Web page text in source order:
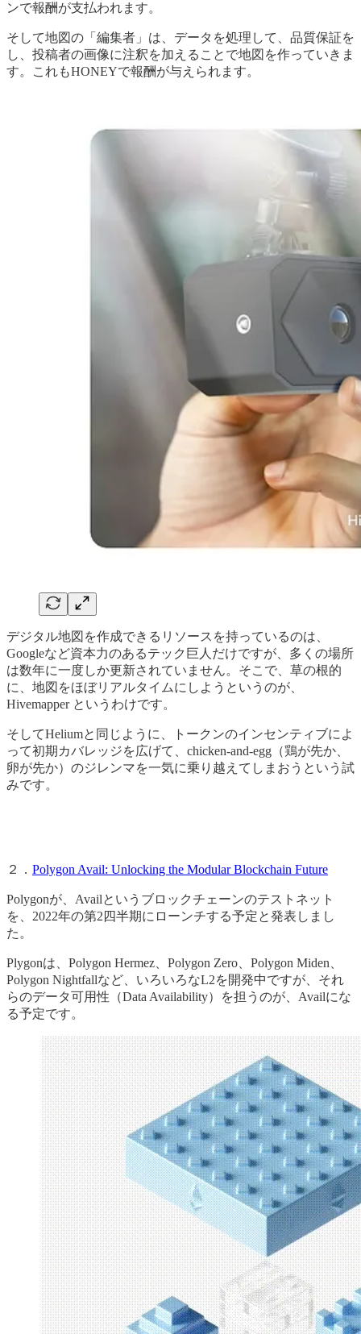
ンで報酬が支払われます。
そして地図の「編集者」は、データを処理して、品質保証を
し、投稿者の画像に注釈を加えることで地図を作っていきま
す。これもHONEYで報酬が与えられます。
デジタル地図を作成できるリソースを持っているのは、
Googleなど資本力のあるテック巨人だけですが、多くの場所
は数年に一度しか更新されていません。そこで、草の根的
に、地図をほぼリアルタイムにしようというのが、
Hivemapper というわけです。
そしてHeliumと同じように、トークンのインセンティブによ
って初期カバレッジを広げて、chicken-and-egg（鶏が先か、
卵が先か）のジレンマを一気に乗り越えてしまおうという試
みです。
２． Polygon Avail: Unlocking the Modular Blockchain Future
Polygonが、Availというブロックチェーンのテストネット
を、2022年の第2四半期にローンチする予定と発表しまし
た。
Plygonは、Polygon Hermez、Polygon Zero、Polygon Miden、
Polygon Nightfallなど、いろいろなL2を開発中ですが、それ
らのデータ可用性（Data Availability）を担うのが、Availにな
る予定です。